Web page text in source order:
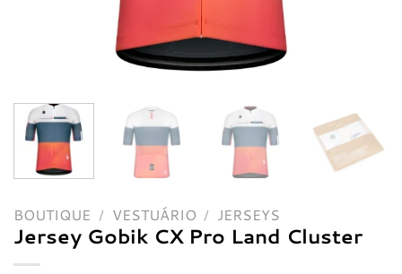
BOUTIQUE / VESTUÁRIO / JERSEYS
Jersey Gobik CX Pro Land Cluster